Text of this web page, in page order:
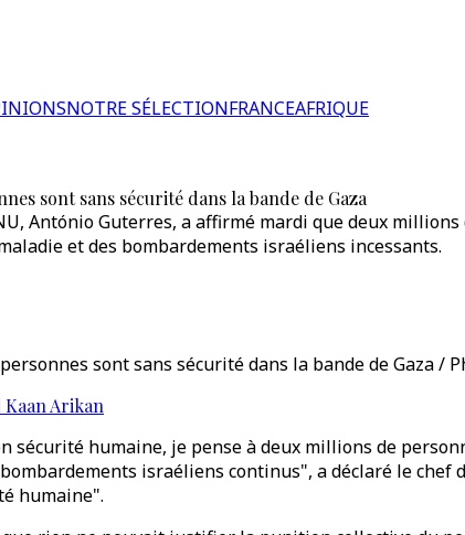
NOTRE SÉLECTIONFRANCEAFRIQUE
sont sans sécurité dans la bande de Gaza
António Guterres, a affirmé mardi que deux
et des bombardements israéliens incessants.
sont sans sécurité dans la bande de Gaza /
Arikan
sécurité humaine, je pense à deux millions de
israéliens continus", a déclaré le chef
humaine".